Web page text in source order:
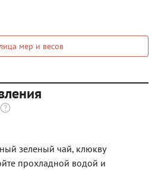
мер и весов
зеленый чай, клюкву
прохладной водой и